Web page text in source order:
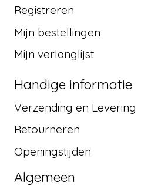
Registreren
Mijn bestellingen
Mijn verlanglijst
Handige informatie
Verzending en Levering
Retourneren
Openingstijden
Algemeen